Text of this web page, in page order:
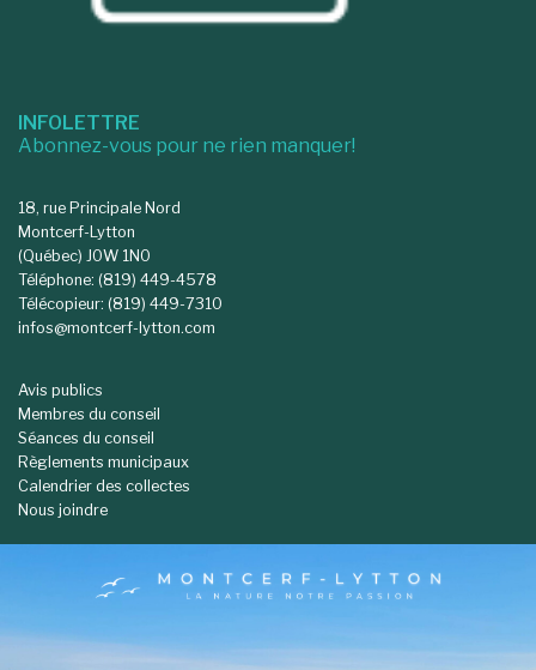
INFOLETTRE
Abonnez-vous pour ne rien manquer!
18, rue Principale Nord
Montcerf-Lytton
(Québec) J0W 1N0
Téléphone: (819) 449-4578
Télécopieur: (819) 449-7310
infos@montcerf-lytton.com
Avis publics
Membres du conseil
Séances du conseil
Règlements municipaux
Calendrier des collectes
Nous joindre